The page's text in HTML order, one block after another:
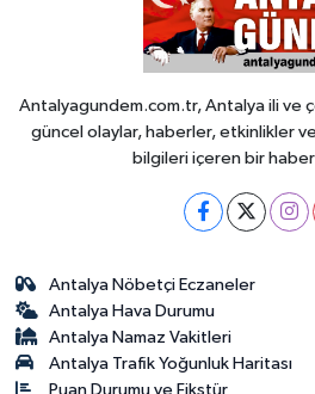
Antalyagundem.com.tr, Antalya ili ve
güncel olaylar, haberler, etkinlikler
bilgileri içeren bir haber
Antalya Nöbetçi Eczaneler
Antalya Hava Durumu
Antalya Namaz Vakitleri
Antalya Trafik Yoğunluk Haritası
Puan Durumu ve Fikstür